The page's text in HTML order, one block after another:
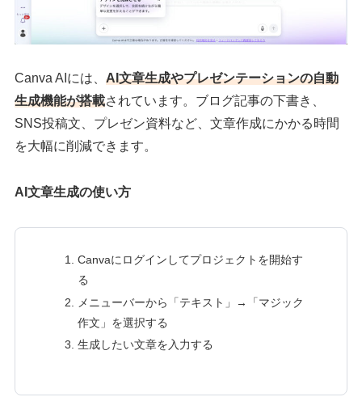
Canva AIには、AI文章生成やプレゼンテーションの自動
生成機能が搭載されています。ブログ記事の下書き、
SNS投稿文、プレゼン資料など、文章作成にかかる時間
を大幅に削減できます。
AI文章生成の使い方
Canvaにログインしてプロジェクトを開始す
る
メニューバーから「テキスト」→「マジック
作文」を選択する
生成したい文章を入力する